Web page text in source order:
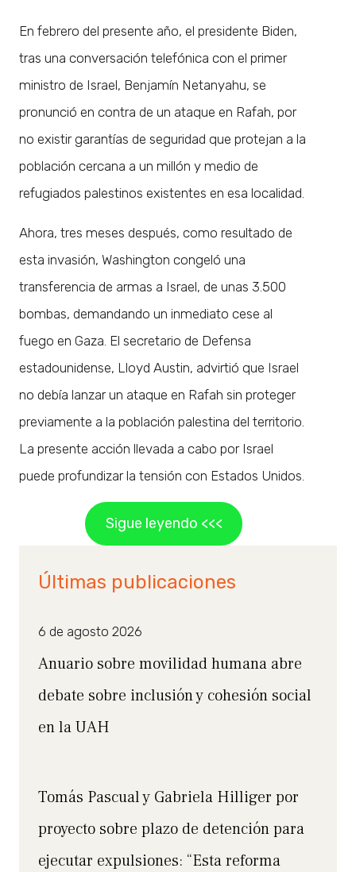
En febrero del presente año, el presidente Biden,
tras una conversación telefónica con el primer
ministro de Israel, Benjamín Netanyahu, se
pronunció en contra de un ataque en Rafah, por
no existir garantías de seguridad que protejan a la
población cercana a un millón y medio de
refugiados palestinos existentes en esa localidad.
Ahora, tres meses después, como resultado de
esta invasión, Washington congeló una
transferencia de armas a Israel, de unas 3.500
bombas, demandando un inmediato cese al
fuego en Gaza. El secretario de Defensa
estadounidense, Lloyd Austin, advirtió que Israel
no debía lanzar un ataque en Rafah sin proteger
previamente a la población palestina del territorio.
La presente acción llevada a cabo por Israel
puede profundizar la tensión con Estados Unidos.
Sigue leyendo <<<
Últimas publicaciones
6 de agosto 2026
Anuario sobre movilidad humana abre
debate sobre inclusión y cohesión social
en la UAH
Tomás Pascual y Gabriela Hilliger por
proyecto sobre plazo de detención para
ejecutar expulsiones: “Esta reforma